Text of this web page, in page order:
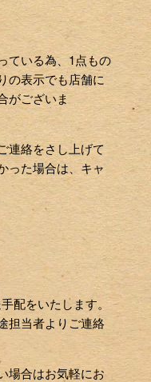
ている為、1点もの
の表示でも店舗に
がございま
連絡をさし上げて
った場合は、キャ
配をいたします。
担当者よりご連絡
場合はお気軽にお